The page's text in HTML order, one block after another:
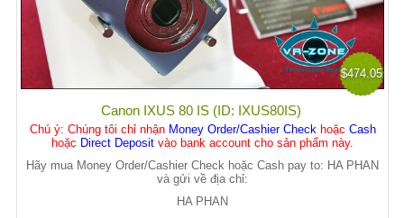
$474.05
Canon IXUS 80 IS (ID: IXUS80IS)
Chú ý: Chúng tôi chỉ nhận Money Order/Cashier Check hoặc Cash
hoặc Direct Deposit vào bank account cho sản phẩm này.
Hãy mua Money Order/Cashier Check hoặc Cash pay to: HA PHAN
và gửi về địa chỉ:
HA PHAN